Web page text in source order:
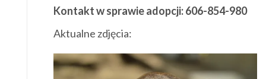
Kontakt w sprawie adopcji: 606-854-980
Aktualne zdjęcia: